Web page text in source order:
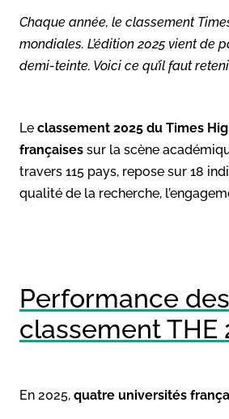
Chaque année, le classement
mondiales. L’édition 2025 vient
demi-teinte. Voici ce qu’il faut
​Le classement 2025 du Times
françaises sur la scène
travers 115 pays, repose sur 18
qualité de la recherche,
Performance
classement THE
En 2025, quatre universités